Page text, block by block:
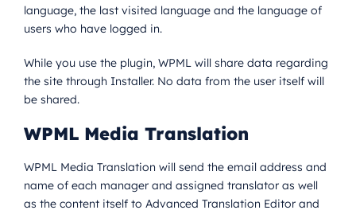
language, the last visited language and the language of
users who have logged in.
While you use the plugin, WPML will share data regarding
the site through Installer. No data from the user itself will
be shared.
WPML Media Translation
WPML Media Translation will send the email address and
name of each manager and assigned translator as well
as the content itself to Advanced Translation Editor and